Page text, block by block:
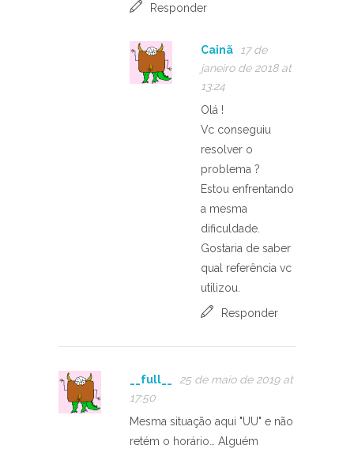
Responder
Cainã
17 de
janeiro de 2018 at
13:24
Olá !
Vc conseguiu
resolver o
problema ?
Estou enfrentando
a mesma
dificuldade.
Gostaria de saber
qual referência vc
utilizou.
Responder
__full__
25 de maio de 2019 at
17:50
Mesma situação aqui "UU" e não
retém o horário… Alguém